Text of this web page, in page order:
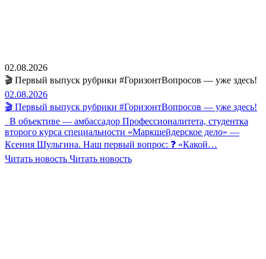
02.08.2026
🎬 Первый выпуск рубрики #ГоризонтВопросов — уже здесь!
02.08.2026
🎬 Первый выпуск рубрики #ГоризонтВопросов — уже здесь!
В объективе — амбассадор Профессионалитета, студентка
второго курса специальности «Маркшейдерское дело» —
Ксения Шульгина. Наш первый вопрос: ❓ «Какой…
Читать новость Читать новость